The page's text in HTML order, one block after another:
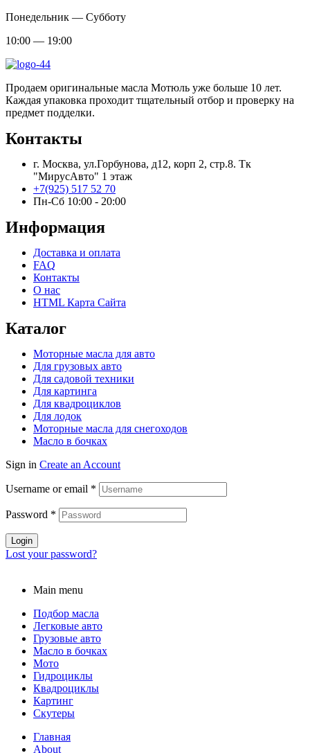
Понедельник — Субботу
10:00 — 19:00
Продаем оригинальные масла Мотюль уже больше 10 лет.
Каждая упаковка проходит тщательный отбор и проверку на
предмет подделки.
Контакты
г. Москва, ул.Горбунова, д12, корп 2, стр.8. Тк
"МирусАвто" 1 этаж
+7(925) 517 52 70
Пн-Сб 10:00 - 20:00​
Информация
Доставка и оплата
FAQ
Контакты
О нас
HTML Карта Сайта
Каталог
Моторные масла для авто
Для грузовых авто
Для садовой техники
Для картинга
Для квадроциклов
Для лодок
Моторные масла для снегоходов
Масло в бочках
Sign in Create an Account
Username or email *
Password *
Login
Lost your password?
Main menu
Подбор масла
Легковые авто
Грузовые авто
Масло в бочках
Мото
Гидроциклы
Квадроциклы
Картинг
Скутеры
Главная
About